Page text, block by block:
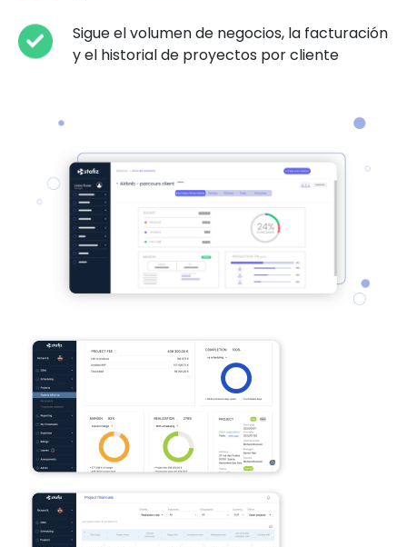
Sigue el volumen de negocios, la facturación
y el historial de proyectos por cliente